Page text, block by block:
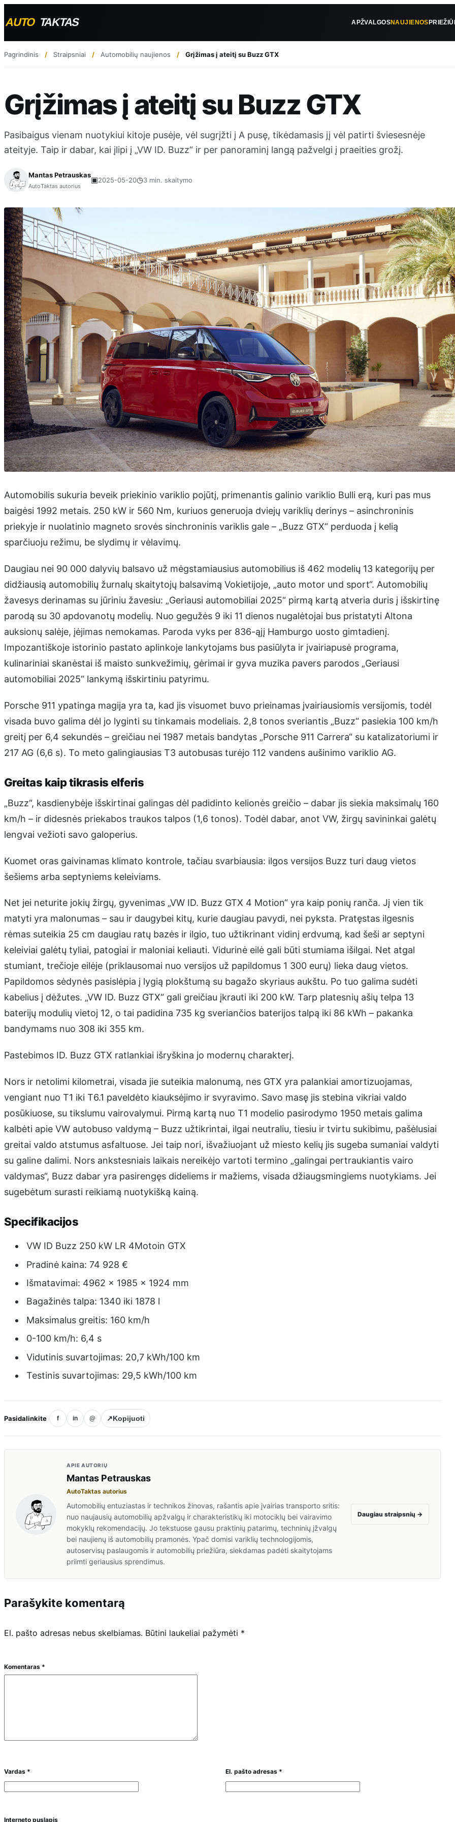
APŽVALGOSNAUJIENOS
Pagrindinis Straipsniai Automobilių naujienos Grįžimas į ateitį su Buzz GTX
Grįžimas į ateitį su Buzz GTX
Pasibaigus vienam nuotykiui kitoje pusėje, vėl sugrįžti į A pusę, tikėdamasis jį vėl patirti šviesesnėje
ateityje. Taip ir dabar, kai įlipi į „VW ID. Buzz“ ir per panoraminį langą pažvelgi į praeities grožį.
Mantas Petrauskas
AutoTaktas autorius
▣2025-05-20◷3 min. skaitymo
Automobilis sukuria beveik priekinio variklio pojūtį, primenantis galinio variklio Bulli erą, kuri pas mus
baigėsi 1992 metais. 250 kW ir 560 Nm, kuriuos generuoja dviejų variklių derinys – asinchroninis
priekyje ir nuolatinio magneto srovės sinchroninis variklis gale – „Buzz GTX“ perduoda į kelią
sparčiuoju režimu, be slydimų ir vėlavimų.
Daugiau nei 90 000 dalyvių balsavo už mėgstamiausius automobilius iš 462 modelių 13 kategorijų per
didžiausią automobilių žurnalų skaitytojų balsavimą Vokietijoje, „auto motor und sport“. Automobilių
žavesys derinamas su jūriniu žavesiu: „Geriausi automobiliai 2025“ pirmą kartą atveria duris į išskirtinę
parodą su 30 apdovanotų modelių. Nuo gegužės 9 iki 11 dienos nugalėtojai bus pristatyti Altona
auksionų salėje, įėjimas nemokamas. Paroda vyks per 836-ąjį Hamburgo uosto gimtadienį.
Impozantiškoje istorinio pastato aplinkoje lankytojams bus pasiūlyta ir įvairiapusė programa,
kulinariniai skanėstai iš maisto sunkvežimių, gėrimai ir gyva muzika pavers parodos „Geriausi
automobiliai 2025“ lankymą išskirtiniu patyrimu.
Porsche 911 ypatinga magija yra ta, kad jis visuomet buvo prieinamas įvairiausiomis versijomis, todėl
visada buvo galima dėl jo lyginti su tinkamais modeliais. 2,8 tonos sveriantis „Buzz“ pasiekia 100 km/h
greitį per 6,4 sekundės – greičiau nei 1987 metais bandytas „Porsche 911 Carrera“ su katalizatoriumi ir
217 AG (6,6 s). To meto galingiausias T3 autobusas turėjo 112 vandens aušinimo variklio AG.
Greitas kaip tikrasis elferis
„Buzz“, kasdienybėje išskirtinai galingas dėl padidinto kelionės greičio – dabar jis siekia maksimalų 160
km/h – ir didesnės priekabos traukos talpos (1,6 tonos). Todėl dabar, anot VW, žirgų savininkai galėtų
lengvai vežioti savo galoperius.
Kuomet oras gaivinamas klimato kontrole, tačiau svarbiausia: ilgos versijos Buzz turi daug vietos
šešiems arba septyniems keleiviams.
Net jei neturite jokių žirgų, gyvenimas „VW ID. Buzz GTX 4 Motion“ yra kaip ponių ranča. Jį vien tik
matyti yra malonumas – sau ir daugybei kitų, kurie daugiau pavydi, nei pyksta. Pratęstas ilgesnis
rėmas suteikia 25 cm daugiau ratų bazės ir ilgio, tuo užtikrinant vidinį erdvumą, kad šeši ar septyni
keleiviai galėtų tyliai, patogiai ir maloniai keliauti. Vidurinė eilė gali būti stumiama išilgai. Net atgal
stumiant, trečioje eilėje (priklausomai nuo versijos už papildomus 1 300 eurų) lieka daug vietos.
Papildomos sėdynės pasislėpia į lygią plokštumą su bagažo skyriaus aukštu. Po tuo galima sudėti
kabelius į dėžutes. „VW ID. Buzz GTX“ gali greičiau įkrauti iki 200 kW. Tarp platesnių ašių telpa 13
baterijų modulių vietoj 12, o tai padidina 735 kg sveriančios baterijos talpą iki 86 kWh – pakanka
bandymams nuo 308 iki 355 km.
Pastebimos ID. Buzz GTX ratlankiai išryškina jo modernų charakterį.
Nors ir netolimi kilometrai, visada jie suteikia malonumą, nes GTX yra palankiai amortizuojamas,
vengiant nuo T1 iki T6.1 paveldėto kiauksėjimo ir svyravimo. Savo masę jis stebina vikriai valdo
posūkiuose, su tikslumu vairovalymui. Pirmą kartą nuo T1 modelio pasirodymo 1950 metais galima
kalbėti apie VW autobuso valdymą – Buzz užtikrintai, ilgai neutraliu, tiesiu ir tvirtu sukibimu, pašėlusiai
greitai valdo atstumus asfaltuose. Jei taip nori, išvažiuojant už miesto kelių jis sugeba sumaniai valdyti
su galine dalimi. Nors ankstesniais laikais nereikėjo vartoti termino „galingai pertraukiantis vairo
valdymas“, Buzz dabar yra pasirengęs dideliems ir mažiems, visada džiaugsmingiems nuotykiams. Jei
sugebėtum surasti reikiamą nuotykišką kainą.
Specifikacijos
VW ID Buzz 250 kW LR 4Motoin GTX
Pradinė kaina: 74 928 €
Išmatavimai: 4962 x 1985 x 1924 mm
Bagažinės talpa: 1340 iki 1878 l
Maksimalus greitis: 160 km/h
0-100 km/h: 6,4 s
Vidutinis suvartojimas: 20,7 kWh/100 km
Testinis suvartojimas: 29,5 kWh/100 km
Pasidalinkite f in @ ↗Kopijuoti
APIE AUTORIŲ
Mantas Petrauskas
AutoTaktas autorius
Automobilių entuziastas ir technikos žinovas, rašantis apie įvairias transporto sritis:
nuo naujausių automobilių apžvalgų ir charakteristikų iki motociklų bei vairavimo
mokyklų rekomendacijų. Jo tekstuose gausu praktinių patarimų, techninių įžvalgų
bei naujienų iš automobilių pramonės. Ypač domisi variklių technologijomis,
autoservisų paslaugomis ir automobilių priežiūra, siekdamas padėti skaitytojams
priimti geriausius sprendimus.
Daugiau straipsnių →
Parašykite komentarą
El. pašto adresas nebus skelbiamas. Būtini laukeliai pažymėti *
Komentaras *
Vardas * El. pašto adresas *
Interneto puslapis